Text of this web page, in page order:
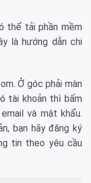
thể tải phần mềm
là hướng dẫn chi
Ở góc phải màn
tài khoản thì bấm
và mật khẩu.
bạn hãy đăng ký
tin theo yêu cầu